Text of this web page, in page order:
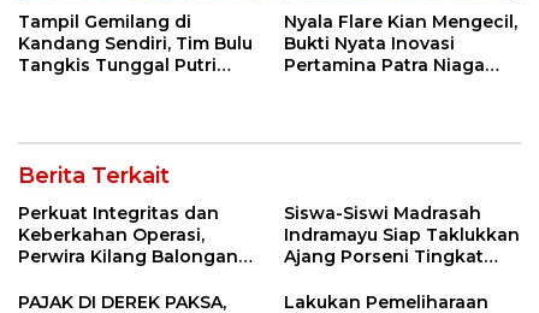
Tampil Gemilang di
Kandang Sendiri, Tim Bulu
Tangkis Tunggal Putri
Nyala Flare Kian Mengecil,
Bukti Nyata Inovasi
Pertamina Patra Niaga
Berita Terkait
Perkuat Integritas dan
Keberkahan Operasi,
Perwira Kilang Balongan
Siswa-Siswi Madrasah
Indramayu Siap Taklukkan
Ajang Porseni Tingkat
PAJAK DI DEREK PAKSA,
Lakukan Pemeliharaan